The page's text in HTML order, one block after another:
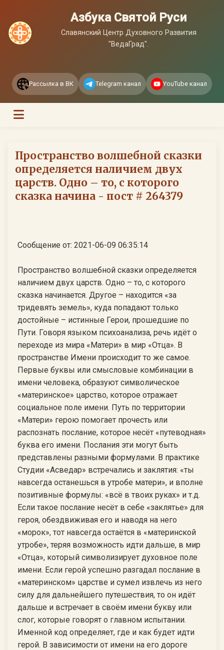
Азбука Святой Руси
Славянский Центр Духовного Развития
"ВедаГрад".
Рассылка в ВК Telegram канал YouTube канал
Пространство волшебной сказки
определяется наличием двух
царств. Одно – то, с которого
сказка начина - пост # 264379
Сообщение от: 2021-06-09 06:35:14
Пространство волшебной сказки определяется
наличием двух царств. Одно – то, с которого
сказка начинается. Другое – находится «за
тридевять земель», куда попадают только
достойные – истинные Герои, прошедшие по
Пути. Говоря языком психоанализа, речь идёт о
переходе из мира «Матери» в мир «Отца». В
пространстве Имени происходит то же самое.
Первые буквы или смысловые комбинации в
имени человека, образуют символическое
«материнское» царство, которое отражает
социальное поле имени. Путь по территории
«Матери» герою помогает прочесть или
распознать послание, которое несёт «путеводная»
буква его имени. Послания эти могут быть
представлены разными формулами. В практике
Студии «Асведар» встречались и заклятия: «ты
навсегда останешься в утробе матери», и вполне
позитивные формулы: «всё в твоих руках» и т.д.
Если такое послание несёт в себе «заклятье» для
героя, обездвиживая его и наводя на него
«морок», тот навсегда остаётся в «материнской
утробе», теряя возможность идти дальше, в мир
«Отца», который символизирует духовное поле
имени. Если герой успешно разгадал послание в
«материнском» царстве и сумел извлечь из него
силу для дальнейшего путешествия, то он идёт
дальше и встречает в своём имени букву или
слог, которые говорят о главном испытании.
Именной код определяет, где и как будет идти
герой. В зависимости от имени на его дороге